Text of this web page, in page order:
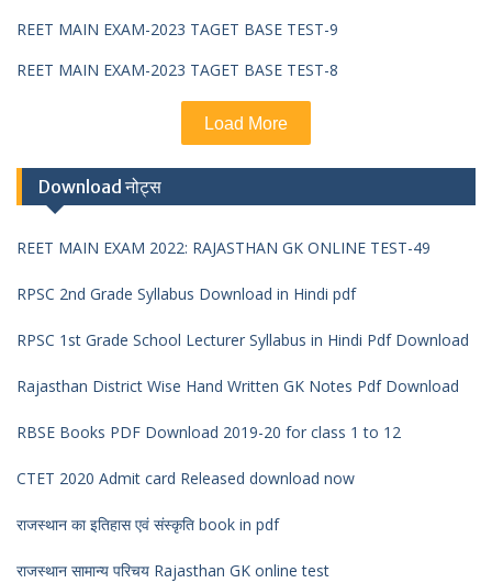
REET MAIN EXAM-2023 TAGET BASE TEST-9
REET MAIN EXAM-2023 TAGET BASE TEST-8
Load More
Download नोट्स
REET MAIN EXAM 2022: RAJASTHAN GK ONLINE TEST-49
RPSC 2nd Grade Syllabus Download in Hindi pdf
RPSC 1st Grade School Lecturer Syllabus in Hindi Pdf Download
Rajasthan District Wise Hand Written GK Notes Pdf Download
RBSE Books PDF Download 2019-20 for class 1 to 12
CTET 2020 Admit card Released download now
राजस्थान का इतिहास एवं संस्कृति book in pdf
राजस्थान सामान्य परिचय Rajasthan GK online test